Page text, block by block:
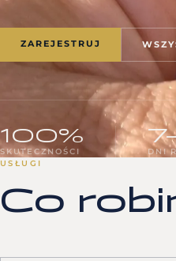
ZAREJESTRUJ
100%
SKUTECZNOŚCI DNI
USŁUGI
Co